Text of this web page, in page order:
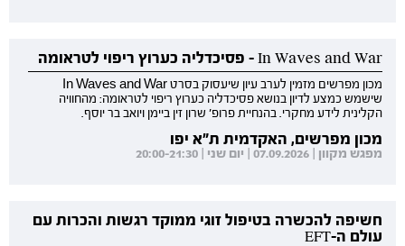
In Waves and War - פסיכדליה כערוץ ריפוי לטראומה
מכון מפרשים מזמין לערב עיון שיעסוק בסרט In Waves and War
שישמש כמצע לדיון בנושא פסיכדליה כערוץ ריפוי לטראומה: מהחוויה
הקלינית לידע מחקרי. בהנחיית פרופ' שרון זין ביימן ויואב בר יוסף.
מכון מפרשים, האקדמית ת"א יפו
מפגש מקוון | 07.09.2026 | יום שני | 20:00-21:30
חשיפה להכשרה בטיפול זוגי ממוקד רגשות והכרות עם
עולם ה-EFT